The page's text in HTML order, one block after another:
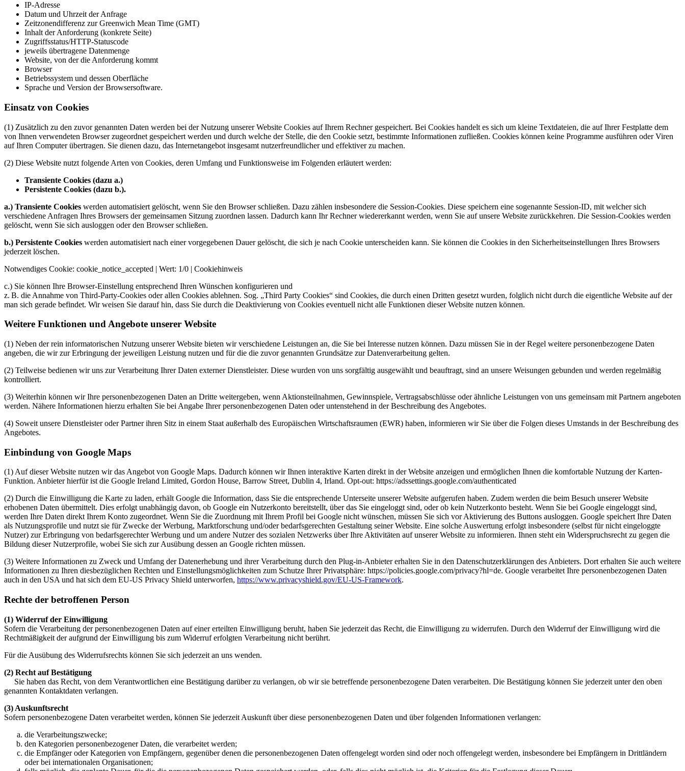
IP-Adresse
Datum und Uhrzeit der Anfrage
Zeitzonendifferenz zur Greenwich Mean Time (GMT)
Inhalt der Anforderung (konkrete Seite)
Zugriffsstatus/HTTP-Statuscode
jeweils übertragene Datenmenge
Website, von der die Anforderung kommt
Browser
Betriebssystem und dessen Oberfläche
Sprache und Version der Browsersoftware.
Einsatz von Cookies
(1) Zusätzlich zu den zuvor genannten Daten werden bei der Nutzung unserer Website Cookies auf Ihrem Rechner gespeichert. Bei Cookies handelt es sich um kleine Textdateien, die auf Ihrer Festplatte dem
von Ihnen verwendeten Browser zugeordnet gespeichert werden und durch welche der Stelle, die den Cookie setzt, bestimmte Informationen zufließen. Cookies können keine Programme ausführen oder Viren
auf Ihren Computer übertragen. Sie dienen dazu, das Internetangebot insgesamt nutzerfreundlicher und effektiver zu machen.
(2) Diese Website nutzt folgende Arten von Cookies, deren Umfang und Funktionsweise im Folgenden erläutert werden:
Transiente Cookies (dazu a.)
Persistente Cookies (dazu b.).
a.) Transiente Cookies werden automatisiert gelöscht, wenn Sie den Browser schließen. Dazu zählen insbesondere die Session-Cookies. Diese speichern eine sogenannte Session-ID, mit welcher sich
verschiedene Anfragen Ihres Browsers der gemeinsamen Sitzung zuordnen lassen. Dadurch kann Ihr Rechner wiedererkannt werden, wenn Sie auf unsere Website zurückkehren. Die Session-Cookies werden
gelöscht, wenn Sie sich ausloggen oder den Browser schließen.
b.) Persistente Cookies werden automatisiert nach einer vorgegebenen Dauer gelöscht, die sich je nach Cookie unterscheiden kann. Sie können die Cookies in den Sicherheitseinstellungen Ihres Browsers
jederzeit löschen.
Notwendiges Cookie: cookie_notice_accepted | Wert: 1/0 | Cookiehinweis
c.) Sie können Ihre Browser-Einstellung entsprechend Ihren Wünschen konfigurieren und
z. B. die Annahme von Third-Party-Cookies oder allen Cookies ablehnen. Sog. „Third Party Cookies“ sind Cookies, die durch einen Dritten gesetzt wurden, folglich nicht durch die eigentliche Website auf der
man sich gerade befindet. Wir weisen Sie darauf hin, dass Sie durch die Deaktivierung von Cookies eventuell nicht alle Funktionen dieser Website nutzen können.
Weitere Funktionen und Angebote unserer Website
(1) Neben der rein informatorischen Nutzung unserer Website bieten wir verschiedene Leistungen an, die Sie bei Interesse nutzen können. Dazu müssen Sie in der Regel weitere personenbezogene Daten
angeben, die wir zur Erbringung der jeweiligen Leistung nutzen und für die die zuvor genannten Grundsätze zur Datenverarbeitung gelten.
(2) Teilweise bedienen wir uns zur Verarbeitung Ihrer Daten externer Dienstleister. Diese wurden von uns sorgfältig ausgewählt und beauftragt, sind an unsere Weisungen gebunden und werden regelmäßig
kontrolliert.
(3) Weiterhin können wir Ihre personenbezogenen Daten an Dritte weitergeben, wenn Aktionsteilnahmen, Gewinnspiele, Vertragsabschlüsse oder ähnliche Leistungen von uns gemeinsam mit Partnern angeboten
werden. Nähere Informationen hierzu erhalten Sie bei Angabe Ihrer personenbezogenen Daten oder untenstehend in der Beschreibung des Angebotes.
(4) Soweit unsere Dienstleister oder Partner ihren Sitz in einem Staat außerhalb des Europäischen Wirtschaftsraumen (EWR) haben, informieren wir Sie über die Folgen dieses Umstands in der Beschreibung des
Angebotes.
Einbindung von Google Maps
(1) Auf dieser Website nutzen wir das Angebot von Google Maps. Dadurch können wir Ihnen interaktive Karten direkt in der Website anzeigen und ermöglichen Ihnen die komfortable Nutzung der Karten-
Funktion. Anbieter hierfür ist die Google Ireland Limited, Gordon House, Barrow Street, Dublin 4, Irland. Opt-out: https://adssettings.google.com/authenticated
(2) Durch die Einwilligung die Karte zu laden, erhält Google die Information, dass Sie die entsprechende Unterseite unserer Website aufgerufen haben. Zudem werden die beim Besuch unserer Website
erhobenen Daten übermittelt. Dies erfolgt unabhängig davon, ob Google ein Nutzerkonto bereitstellt, über das Sie eingeloggt sind, oder ob kein Nutzerkonto besteht. Wenn Sie bei Google eingeloggt sind,
werden Ihre Daten direkt Ihrem Konto zugeordnet. Wenn Sie die Zuordnung mit Ihrem Profil bei Google nicht wünschen, müssen Sie sich vor Aktivierung des Buttons ausloggen. Google speichert Ihre Daten
als Nutzungsprofile und nutzt sie für Zwecke der Werbung, Marktforschung und/oder bedarfsgerechten Gestaltung seiner Website. Eine solche Auswertung erfolgt insbesondere (selbst für nicht eingeloggte
Nutzer) zur Erbringung von bedarfsgerechter Werbung und um andere Nutzer des sozialen Netzwerks über Ihre Aktivitäten auf unserer Website zu informieren. Ihnen steht ein Widerspruchsrecht zu gegen die
Bildung dieser Nutzerprofile, wobei Sie sich zur Ausübung dessen an Google richten müssen.
(3) Weitere Informationen zu Zweck und Umfang der Datenerhebung und ihrer Verarbeitung durch den Plug-in-Anbieter erhalten Sie in den Datenschutzerklärungen des Anbieters. Dort erhalten Sie auch weitere
Informationen zu Ihren diesbezüglichen Rechten und Einstellungsmöglichkeiten zum Schutze Ihrer Privatsphäre: https://policies.google.com/privacy?hl=de. Google verarbeitet Ihre personenbezogenen Daten
auch in den USA und hat sich dem EU-US Privacy Shield unterworfen, https://www.privacyshield.gov/EU-US-Framework.
Rechte der betroffenen Person
(1) Widerruf der Einwilligung
Sofern die Verarbeitung der personenbezogenen Daten auf einer erteilten Einwilligung beruht, haben Sie jederzeit das Recht, die Einwilligung zu widerrufen. Durch den Widerruf der Einwilligung wird die
Rechtmäßigkeit der aufgrund der Einwilligung bis zum Widerruf erfolgten Verarbeitung nicht berührt.
Für die Ausübung des Widerrufsrechts können Sie sich jederzeit an uns wenden.
(2) Recht auf Bestätigung
Sie haben das Recht, von dem Verantwortlichen eine Bestätigung darüber zu verlangen, ob wir sie betreffende personenbezogene Daten verarbeiten. Die Bestätigung können Sie jederzeit unter den oben
genannten Kontaktdaten verlangen.
(3) Auskunftsrecht
Sofern personenbezogene Daten verarbeitet werden, können Sie jederzeit Auskunft über diese personenbezogenen Daten und über folgenden Informationen verlangen:
die Verarbeitungszwecke;
den Kategorien personenbezogener Daten, die verarbeitet werden;
die Empfänger oder Kategorien von Empfängern, gegenüber denen die personenbezogenen Daten offengelegt worden sind oder noch offengelegt werden, insbesondere bei Empfängern in Drittländern
oder bei internationalen Organisationen;